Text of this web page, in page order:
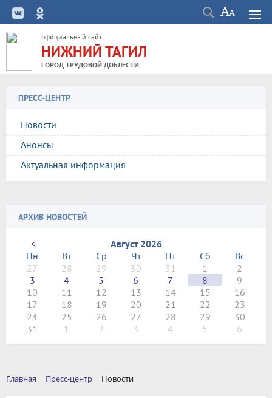
официальный сайт
НИЖНИЙ ТАГИЛ
ГОРОД ТРУДОВОЙ ДОБЛЕСТИ
ПРЕСС-ЦЕНТР
Новости
Анонсы
Актуальная информация
АРХИВ НОВОСТЕЙ
<
Август 2026
Пн
Вт Ср Чт Пт Сб
Вс
27
28 29 30 31 1
2
3
4 5 6 7 8
9
10
11 12 13 14 15
16
17
18 19 20 21 22
23
24
25 26 27 28 29
30
31
1 2 3 4 5 6
Главная Пресс-центр Новости